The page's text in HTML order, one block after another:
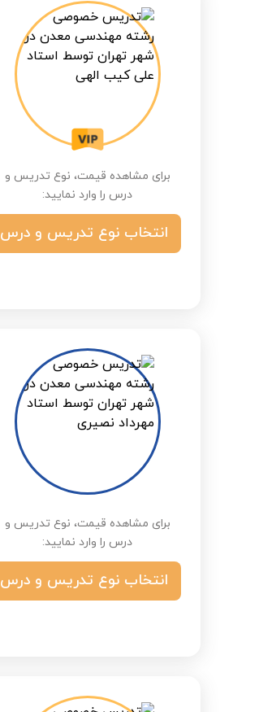
برای مشاهده قیمت، نوع تدریس و
درس را وارد نمایید:
انتخاب نوع تدریس و درس
برای مشاهده قیمت، نوع تدریس و
درس را وارد نمایید:
انتخاب نوع تدریس و درس